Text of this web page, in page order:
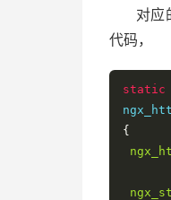
if (
port
if
port
对应
代码，
static
{